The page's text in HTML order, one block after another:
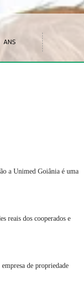
ANS
a Unimed Goiânia é uma
reais dos cooperados e
de propriedade